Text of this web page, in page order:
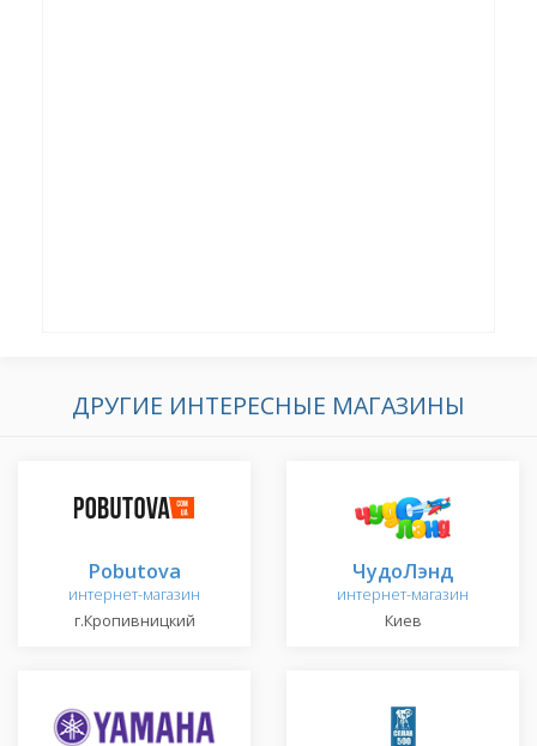
ДРУГИЕ ИНТЕРЕСНЫЕ МАГАЗИНЫ
Pobutova
интернет-магазин
г.Кропивницкий
ЧудоЛэнд
интернет-магазин
Киев